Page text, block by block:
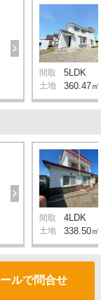
間取 5LDK
土地 360.47㎡
間取 4LDK
土地 338.50㎡
ルで問合せ